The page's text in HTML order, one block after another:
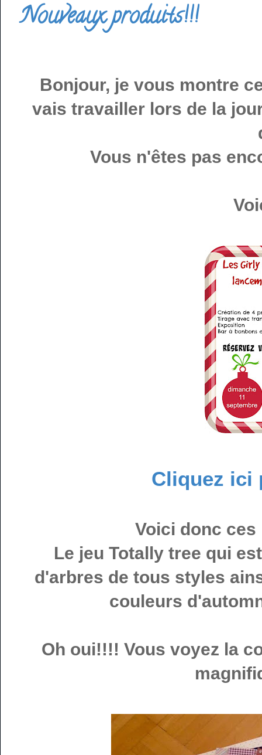
Nouveaux produits!!!
Bonjour, je vous montre
vais travailler lors de la
Vous n'êtes pas
Cliquez ici
Voici donc
Le jeu Totally tree qui
d'arbres de tous styles
couleurs
Oh oui!!!! Vous voyez la